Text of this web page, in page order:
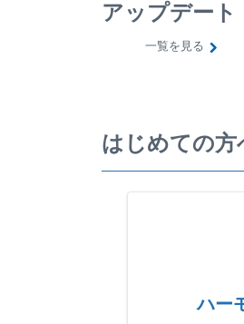
アップデート
一覧を見る
はじめての方
ハー